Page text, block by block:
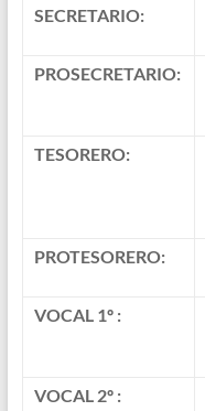
SECRETARIO:
PROSECRETARIO:
TESORERO:
PROTESORERO:
VOCAL 1º :
VOCAL 2º :